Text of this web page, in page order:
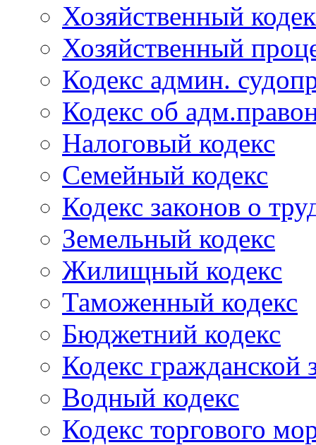
Хозяйственный
Хозяйственный
Кодекс админ.
Кодекс об
Налоговый кодекс
Семейный кодекс
Кодекс законов о
Земельный кодекс
Жилищный кодекс
Таможенный кодекс
Бюджетний кодекс
Кодекс гражданской
Водный кодекс
Кодекс торгового